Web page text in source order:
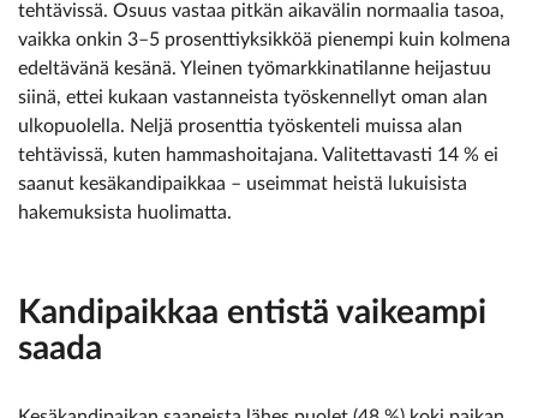
tehtävissä. Osuus vastaa pitkän aikavälin normaalia tasoa,
vaikka onkin 3–5 prosenttiyksikköä pienempi kuin kolmena
edeltävänä kesänä. Yleinen työmarkkinatilanne heijastuu
siinä, ettei kukaan vastanneista työskennellyt oman alan
ulkopuolella. Neljä prosenttia työskenteli muissa alan
tehtävissä, kuten hammashoitajana. Valitettavasti 14 % ei
saanut kesäkandipaikkaa – useimmat heistä lukuisista
hakemuksista huolimatta.
Kandipaikkaa entistä vaikeampi
saada